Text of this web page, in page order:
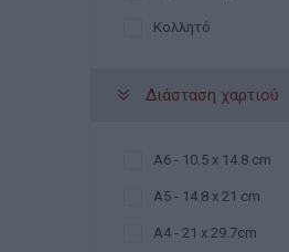
Κολλητό
Διάσταση χαρτιού
A6 - 10.5 x 14.8 cm
A5 - 14.8 x 21 cm
A4 - 21 x 29.7cm